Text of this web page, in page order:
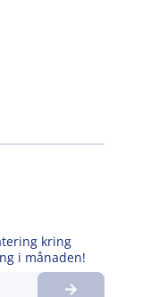
kring
i månaden!
Submit